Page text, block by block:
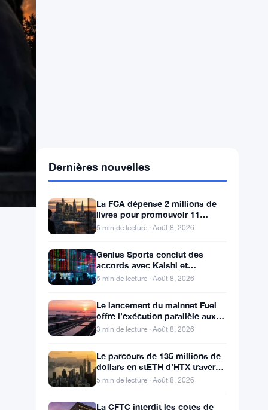
La FCA dépense 2 millions de
millions de vues de plaintes sur
le financement
5 min de lecture · Août 8, 2026
Genius Sports conclut des
Polymarket alors que le chiffre
5 min de lecture · Août 8, 2026